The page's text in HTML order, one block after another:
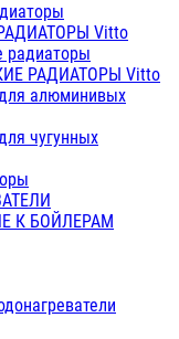
Vitto
радиаторы
РАДИАТОРЫ Vitto
алюминивых
чугунных
К БОЙЛЕРАМ